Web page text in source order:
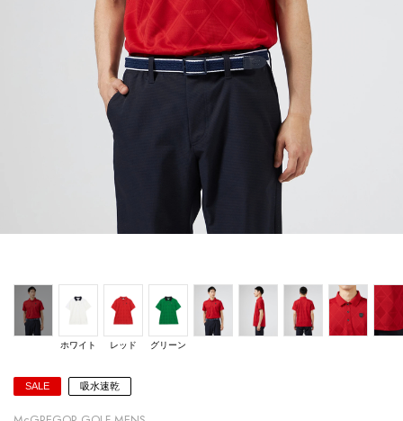
ホワイト レッド グリーン
SALE 吸水速乾